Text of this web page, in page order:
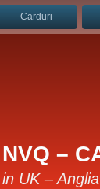
Carduri
–
UK –